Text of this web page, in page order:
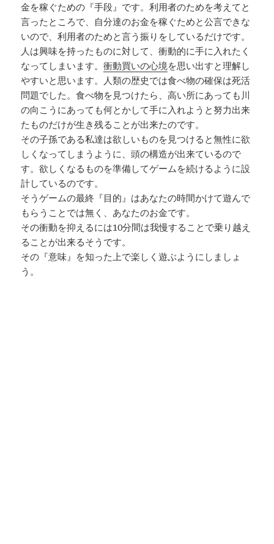
金を稼ぐための『手段』です。利用者のためを考えてと
言ったところで、自分達のお金を稼ぐためと公言できな
いので、利用者のためと言う振りをしているだけです。
人は興味を持ったものに対して、衝動的に手に入れたく
なってしまいます。衝動買いの心境を思い出すと理解し
やすいと思います。人類の歴史では食べ物の確保は死活
問題でした。食べ物を見つけたら、高い所にあっても川
の向こうにあっても何とかして手に入れようと努力出来
たものだけが生き残ることが出来たのです。
その子孫である私達は欲しいものを見つけると無性に欲
しくなってしまうように、頭の構造が出来ているので
す。欲しくなるものを準備してゲームを続けるように設
計しているのです。
そうゲームの最終『目的』はあなたの時間かけて遊んで
もらうことでは無く、あなたのお金です。
その衝動を抑えるには10分間は我慢することで乗り越え
ることが出来るそうです。
その『意味』を知った上で楽しく遊ぶようにしましょ
う。